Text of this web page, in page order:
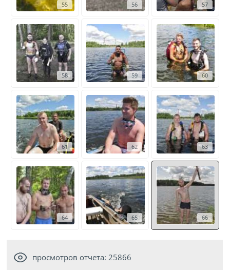
55 56 57
58 59 60
61 62 63
64 65 66
просмотров отчета: 25866